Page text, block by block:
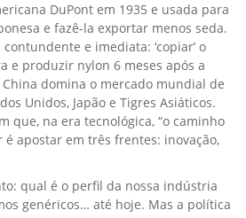
DuPont em 1935 e usada para
e fazê-la exportar menos seda.
e imediata: ‘copiar’ o
e produzir nylon 6 meses após a
domina o mercado mundial de
Unidos, Japão e Tigres Asiáticos.
que, na era tecnológica, “o caminho
apostar em três frentes: inovação,
qual é o perfil da nossa indústria
genéricos… até hoje. Mas a política